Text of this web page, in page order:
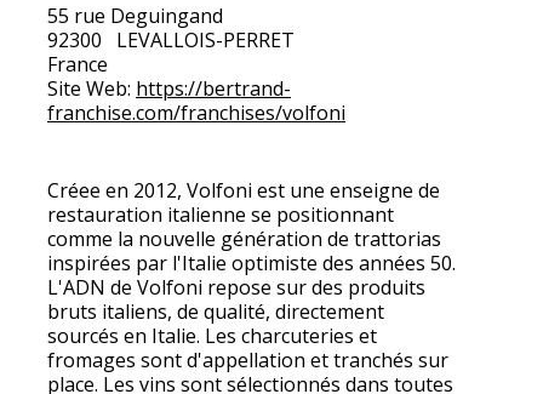
55 rue Deguingand
92300
LEVALLOIS-PERRET
France
Site Web: https://bertrand-
franchise.com/franchises/volfoni
Créee en 2012, Volfoni est une enseigne de
restauration italienne se positionnant
comme la nouvelle génération de trattorias
inspirées par l'Italie optimiste des années 50.
L'ADN de Volfoni repose sur des produits
bruts italiens, de qualité, directement
sourcés en Italie. Les charcuteries et
fromages sont d'appellation et tranchés sur
place. Les vins sont sélectionnés dans toutes